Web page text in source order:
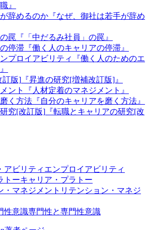
』
『なぜ、御社は若手が辞め
『「中だるみ社員」の罠』
『働く人のキャリアの停滞』
『働く人のためのエ
『昇進の研究[増補改訂版]』
『人材定着のマネジメント』
『自分のキャリアを磨く方法』
『転職とキャリアの研究[改
エンプロイアビリティ
キャリア・プラトー
リテンション・マネジ
専門性と専門性意識